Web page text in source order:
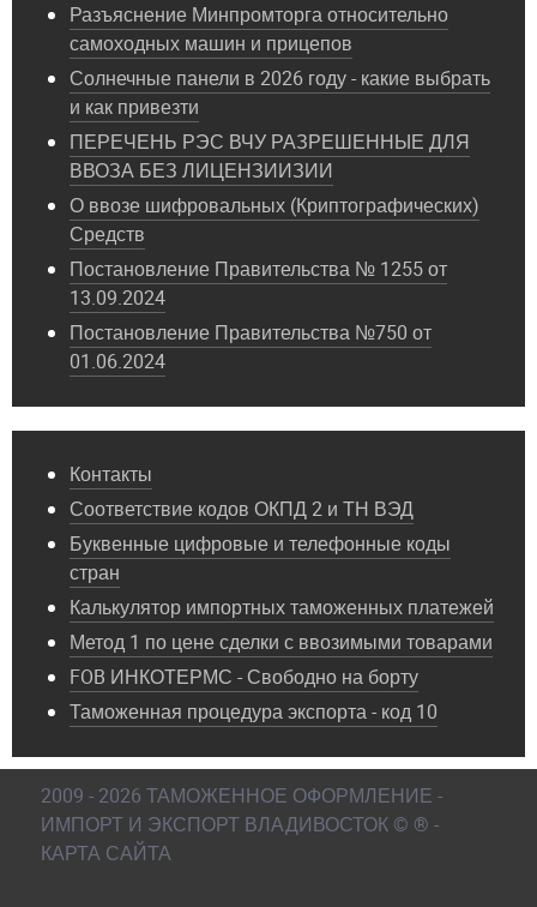
Разъяснение Минпромторга относительно
самоходных машин и прицепов
Солнечные панели в 2026 году - какие выбрать
и как привезти
ПЕРЕЧЕНЬ РЭС ВЧУ РАЗРЕШЕННЫЕ ДЛЯ
ВВОЗА БЕЗ ЛИЦЕНЗИИЗИИ
О ввозе шифровальных (Криптографических)
Средств
Постановление Правительства № 1255 от
13.09.2024
Постановление Правительства №750 от
01.06.2024
Контакты
Соответствие кодов ОКПД 2 и ТН ВЭД
Буквенные цифровые и телефонные коды
стран
Калькулятор импортных таможенных платежей
Метод 1 по цене сделки с ввозимыми товарами
FOB ИНКОТЕРМС - Свободно на борту
Таможенная процедура экспорта - код 10
2009 - 2026 ТАМОЖЕННОЕ ОФОРМЛЕНИЕ -
ИМПОРТ И ЭКСПОРТ ВЛАДИВОСТОК © ® -
КАРТА САЙТА